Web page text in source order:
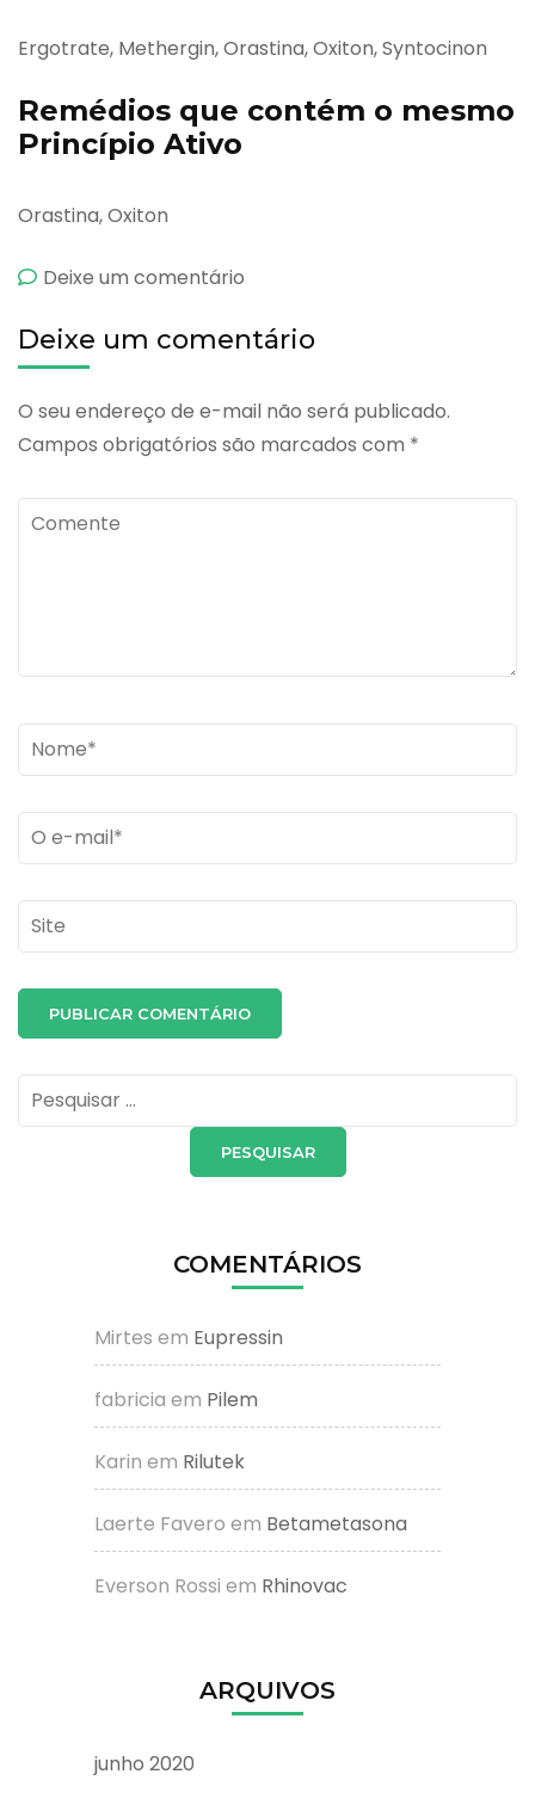
Ergotrate, Methergin, Orastina, Oxiton, Syntocinon
Remédios que contém o mesmo
Princípio Ativo
Orastina, Oxiton
Deixe um comentário
Deixe um comentário
O seu endereço de e-mail não será publicado.
Campos obrigatórios são marcados com *
Comente
Name*
Email *
Site
Pesquisar
por:
COMENTÁRIOS
Mirtes em Eupressin
fabricia em Pilem
Karin em Rilutek
Laerte Favero em Betametasona
Everson Rossi em Rhinovac
ARQUIVOS
junho 2020